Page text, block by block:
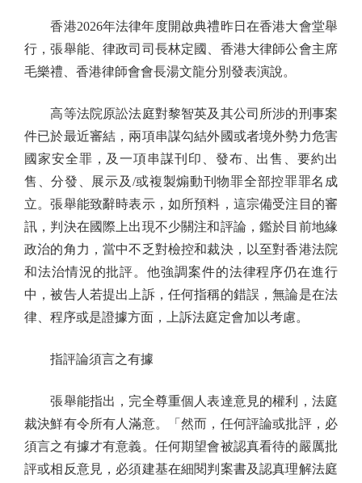
香港2026年法律年度開啟典禮昨日在香港大會堂舉
行，張舉能、律政司司長林定國、香港大律師公會主席
毛樂禮、香港律師會會長湯文龍分別發表演說。
高等法院原訟法庭對黎智英及其公司所涉的刑事案
件已於最近審結，兩項串謀勾結外國或者境外勢力危害
國家安全罪，及一項串謀刊印、發布、出售、要約出
售、分發、展示及/或複製煽動刊物罪全部控罪罪名成
立。張舉能致辭時表示，如所預料，這宗備受注目的審
訊，判決在國際上出現不少關注和評論，鑑於目前地緣
政治的角力，當中不乏對檢控和裁決，以至對香港法院
和法治情況的批評。他強調案件的法律程序仍在進行
中，被告人若提出上訴，任何指稱的錯誤，無論是在法
律、程序或是證據方面，上訴法庭定會加以考慮。
指評論須言之有據
張舉能指出，完全尊重個人表達意見的權利，法庭
裁決鮮有令所有人滿意。「然而，任何評論或批評，必
須言之有據才有意義。任何期望會被認真看待的嚴厲批
評或相反意見，必須建基在細閱判案書及認真理解法庭